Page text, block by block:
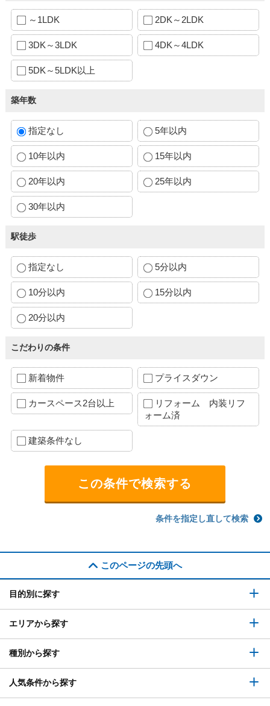
～1LDK 2DK～2LDK
3DK～3LDK 4DK～4LDK
5DK～5LDK以上
築年数
指定なし 5年以内
10年以内 15年以内
20年以内 25年以内
30年以内
駅徒歩
指定なし 5分以内
10分以内 15分以内
20分以内
こだわりの条件
新着物件 プライスダウン
カースペース2台以上
リフォーム 内装リフ
ォーム済
建築条件なし
条件を指定し直して検索
このページの先頭へ
目的別に探す
エリアから探す
種別から探す
人気条件から探す